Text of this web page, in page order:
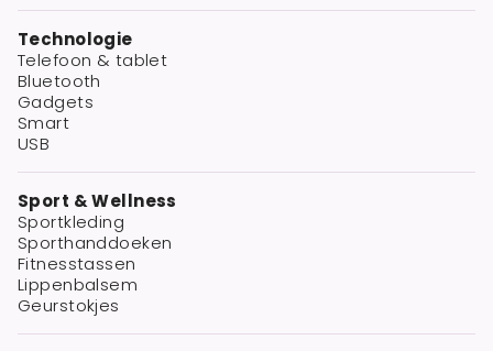
Technologie
Telefoon & tablet
Bluetooth
Gadgets
Smart
USB
Sport & Wellness
Sportkleding
Sporthanddoeken
Fitnesstassen
Lippenbalsem
Geurstokjes